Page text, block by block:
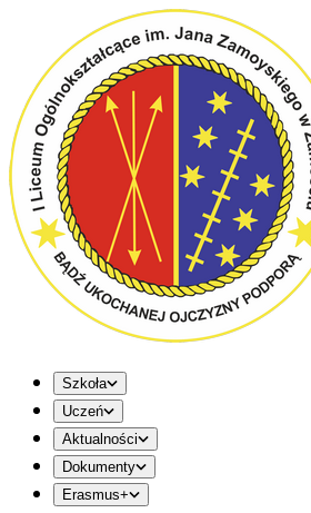
Szkoła
Uczeń
Aktualności
Dokumenty
Erasmus+